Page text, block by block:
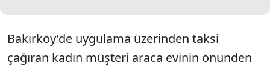
Bakırköy’de uygulama üzerinden taksi
çağıran kadın müşteri araca evinin önünden